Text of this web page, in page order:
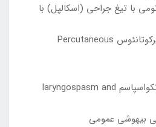
با تیغ جراحی (اسکالپل) با
تراکئوستومی پرکوتانئوس Percutaneous
لارنگواسپاسم و برونکواسپاسم laryngospasm and
بیهوشی عمومی